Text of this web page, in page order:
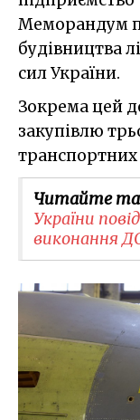
Меморандум
будівництва
сил України.
Зокрема цей
закупівлю
транспортних
Читайте
України
виконання